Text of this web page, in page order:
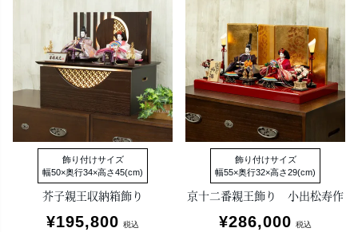
飾り付けサイズ
幅50×奥行34×高さ45(cm)
芥子親王収納箱飾り
¥195,800 税込
飾り付けサイズ
幅55×奥行32×高さ29(cm)
京十二番親王飾り 小出松寿作
¥286,000 税込